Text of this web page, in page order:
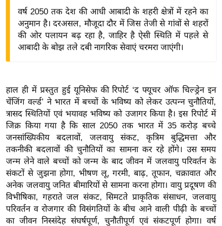
ग
ज
ग
त
वि
शे
ष
ज्ञ
रा
य
ब
वर्ष 2050 तक देश की आधी आबादी के शहरी क्षेत्रों में रहने का
अनुमान है। दरअसल, मौजूदा दौर में जिस तेजी से गांवों से शहरों
की ओर पलायन बढ़ रहा है, जाहिर है ऐसी स्थिति में पहले से
आबादी के बोझ तले दबी नागरिक सेवाएं चरमरा जाएंगी।
हाल ही में प्रस्तुत हुई यूनिसेफ की रिपोर्ट ‘द फ्यूचर ऑफ चिल्ड्रेन इन
चेंजिंग वर्ल्ड’ ने भारत में बच्चों के भविष्य को लेकर उत्पन्न चुनौतियों,
त्रासद स्थितियों एवं भयावह भविष्य को उजागर किया है। इस रिपोर्ट में
जिक्र किया गया है कि साल 2050 तक भारत में 35 करोड़ बच्चे
जनसांख्यिकीय बदलावों, जलवायु संकट, कृत्रिम बुद्धिमत्ता और
तकनीकी बदलावों की चुनौतियों का सामना कर रहे होंगे। उस समय
जन्म लेने वाले बच्चों को जन्म के बाद जीवन में जलवायु परिवर्तन के
संकटों से जुझना होगा, भीषण लू, गरमी, बाढ़, तूफान, चक्रावात और
अनेक जलवायु जनित बीमारियों से सामना करना होगा। वायु प्रदूषण की
विभीषिका, गहराते जल संकट, सिमटते प्राकृतिक संसाधन, जलवायु
परिवर्तन व रोजगार की विसंगतियों के बीच आने वाली पीढ़ी के बच्चों
का जीवन निस्संदेह संघर्षपूर्ण, चुनौतीपूर्ण एवं संकटपूर्ण होगा। वर्ष